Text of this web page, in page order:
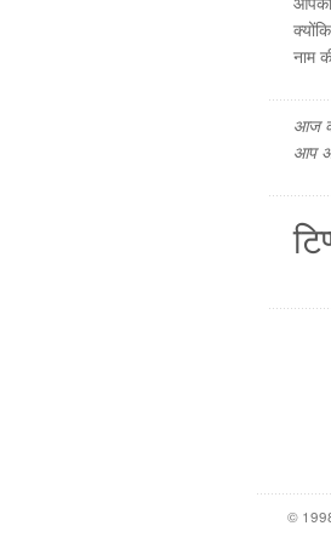
नाम
आज
आप
©